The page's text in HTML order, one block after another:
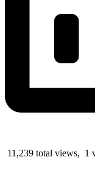
11,239 total views, 1